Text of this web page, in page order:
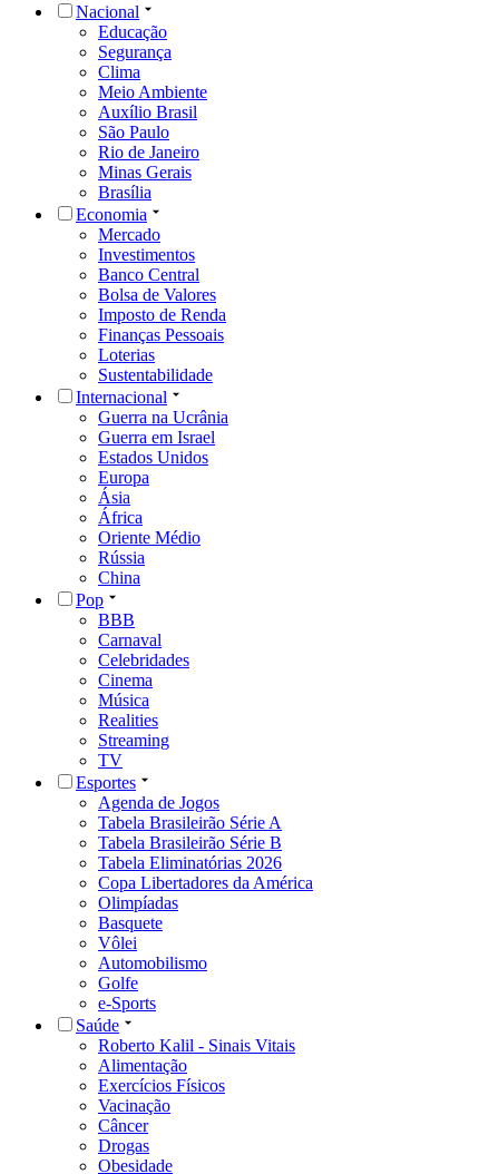
Nacional
Educação
Segurança
Clima
Meio Ambiente
Auxílio Brasil
São Paulo
Rio de Janeiro
Minas Gerais
Brasília
Economia
Mercado
Investimentos
Banco Central
Bolsa de Valores
Imposto de Renda
Finanças Pessoais
Loterias
Sustentabilidade
Internacional
Guerra na Ucrânia
Guerra em Israel
Estados Unidos
Europa
Ásia
África
Oriente Médio
Rússia
China
Pop
BBB
Carnaval
Celebridades
Cinema
Música
Realities
Streaming
TV
Esportes
Agenda de Jogos
Tabela Brasileirão Série A
Tabela Brasileirão Série B
Tabela Eliminatórias 2026
Copa Libertadores da América
Olimpíadas
Basquete
Vôlei
Automobilismo
Golfe
e-Sports
Saúde
Roberto Kalil - Sinais Vitais
Alimentação
Exercícios Físicos
Vacinação
Câncer
Drogas
Obesidade